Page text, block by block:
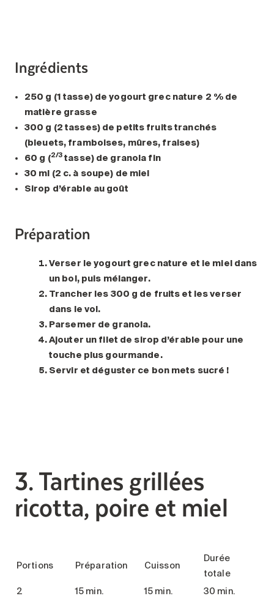
Ingrédients
250 g (1 tasse) de yogourt grec nature 2 % de
matière grasse
300 g (2 tasses) de petits fruits tranchés
(bleuets, framboises, mûres, fraises)
60 g (2/3 tasse) de granola fin
30 ml (2 c. à soupe) de miel
Sirop d’érable au goût
Préparation
Verser le yogourt grec nature et le miel dans
un bol, puis mélanger.
Trancher les 300 g de fruits et les verser
dans le vol.
Parsemer de granola.
Ajouter un filet de sirop d’érable pour une
touche plus gourmande.
Servir et déguster ce bon mets sucré !
3. Tartines grillées
ricotta, poire et miel
Portions Préparation Cuisson
Durée
totale
2
15 min. 15 min. 30 min.